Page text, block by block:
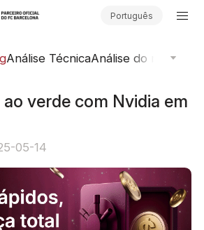
Português
Análise TécnicaAnálise do mercado
verde com Nvidia em
05-14